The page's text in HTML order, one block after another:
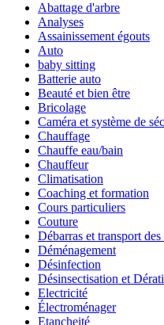
Abattage d'arbre
Analyses
Assainissement égouts
Auto
baby sitting
Batterie auto
Beauté et bien être
Bricolage
Caméra et système de
Chauffage
Chauffe eau/bain
Chauffeur
Climatisation
Coaching et formation
Cours particuliers
Couture
Débarras et transport
Déménagement
Désinfection
Désinsectisation et
Electricité
Électroménager
Etancheité